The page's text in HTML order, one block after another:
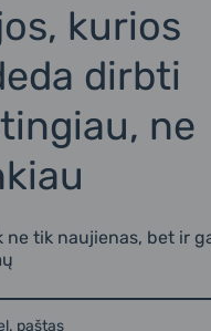
kurios
dirbti
ne
ne tik naujienas, bet ir